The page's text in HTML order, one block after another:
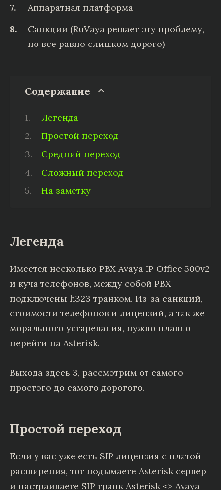
Аппаратная платформа
Санкции (RuVaya решает эту проблему,
но все равно слишком дорого)
Содержание
Легенда
Простой переход
Средний переход
Сложный переход
На заметку
Легенда
Имеется несколько PBX Avaya IP Office 500v2
и куча телефонов, между собой PBX
подключены h323 транком. Из-за санкций,
стоимости телефонов и лицензий, а так же
морального устаревания, нужно плавно
перейти на Asterisk.
Выхода здесь 3, рассмотрим от самого
простого до самого дорогого.
Простой переход
Если у вас уже есть SIP лицензия с платой
расширения, тот подымаете Asterisk сервер
и настраиваете SIP транк Asterisk <> Avaya